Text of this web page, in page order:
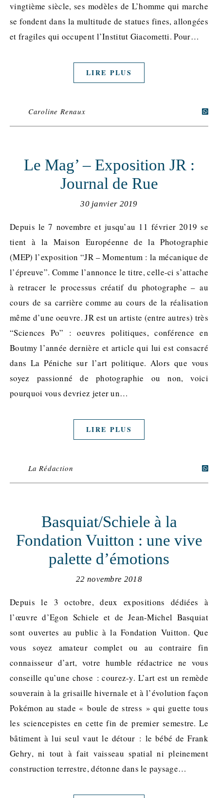
vingtième siècle, ses modèles de L’homme qui marche
se fondent dans la multitude de statues fines, allongées
et fragiles qui occupent l’Institut Giacometti. Pour…
LIRE PLUS
Caroline Renaux
Le Mag’ – Exposition JR :
Journal de Rue
30 janvier 2019
Depuis le 7 novembre et jusqu’au 11 février 2019 se
tient à la Maison Européenne de la Photographie
(MEP) l’exposition “JR – Momentum : la mécanique de
l’épreuve”. Comme l’annonce le titre, celle-ci s’attache
à retracer le processus créatif du photographe – au
cours de sa carrière comme au cours de la réalisation
même d’une oeuvre. JR est un artiste (entre autres) très
“Sciences Po” : oeuvres politiques, conférence en
Boutmy l’année dernière et article qui lui est consacré
dans La Péniche sur l’art politique. Alors que vous
soyez passionné de photographie ou non, voici
pourquoi vous devriez jeter un…
LIRE PLUS
La Rédaction
Basquiat/Schiele à la
Fondation Vuitton : une vive
palette d’émotions
22 novembre 2018
Depuis le 3 octobre, deux expositions dédiées à
l’œuvre d’Egon Schiele et de Jean-Michel Basquiat
sont ouvertes au public à la Fondation Vuitton. Que
vous soyez amateur complet ou au contraire fin
connaisseur d’art, votre humble rédactrice ne vous
conseille qu’une chose : courez-y. L’art est un remède
souverain à la grisaille hivernale et à l’évolution façon
Pokémon au stade « boule de stress » qui guette tous
les sciencepistes en cette fin de premier semestre. Le
bâtiment à lui seul vaut le détour : le bébé de Frank
Gehry, ni tout à fait vaisseau spatial ni pleinement
construction terrestre, détonne dans le paysage…